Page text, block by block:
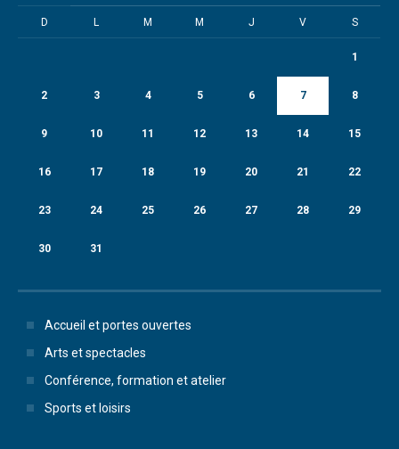
D L M M J V S
1
2 3 4 5 6 7 8
9 10 11 12 13 14 15
16 17 18 19 20 21 22
23 24 25 26 27 28 29
30 31
Accueil et portes ouvertes
Arts et spectacles
Conférence, formation et atelier
Sports et loisirs